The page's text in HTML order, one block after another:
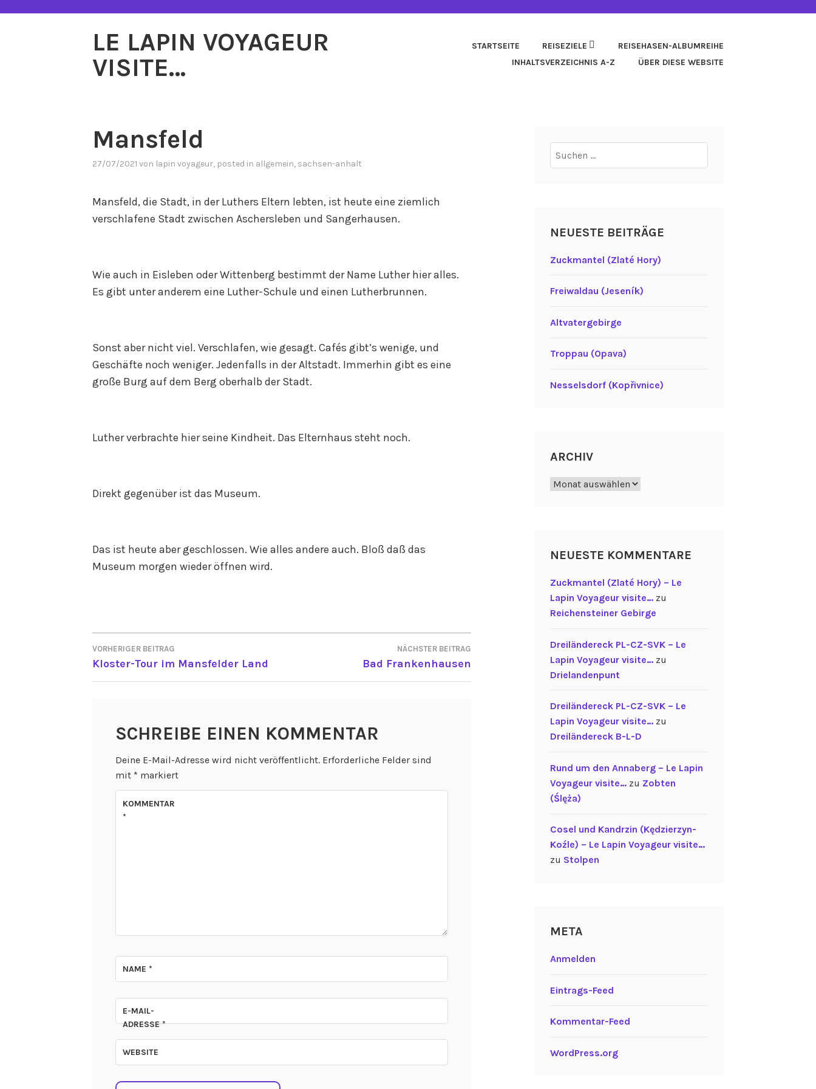
LE LAPIN VOYAGEUR
VISITE…
STARTSEITE REISEZIELE
REISEHASEN-ALBUMREIHE
INHALTSVERZEICHNIS A-Z
ÜBER DIESE WEBSITE
Mansfeld
27/07/2021 von lapin voyageur, posted in allgemein, sachsen-anhalt
Mansfeld, die Stadt, in der Luthers Eltern lebten, ist heute eine ziemlich
verschlafene Stadt zwischen Aschersleben und Sangerhausen.
Wie auch in Eisleben oder Wittenberg bestimmt der Name Luther hier alles.
Es gibt unter anderem eine Luther-Schule und einen Lutherbrunnen.
Sonst aber nicht viel. Verschlafen, wie gesagt. Cafés gibt’s wenige, und
Geschäfte noch weniger. Jedenfalls in der Altstadt. Immerhin gibt es eine
große Burg auf dem Berg oberhalb der Stadt.
Luther verbrachte hier seine Kindheit. Das Elternhaus steht noch.
Direkt gegenüber ist das Museum.
Das ist heute aber geschlossen. Wie alles andere auch. Bloß daß das
Museum morgen wieder öffnen wird.
BEITRAGSNAVIGATION
VORHERIGER BEITRAG
Kloster-Tour im Mansfelder Land
NÄCHSTER BEITRAG
Bad Frankenhausen
SCHREIBE EINEN KOMMENTAR
Deine E-Mail-Adresse wird nicht veröffentlicht. Erforderliche Felder sind
mit * markiert
KOMMENTAR
*
NAME *
E-MAIL-
ADRESSE*
WEBSITE
Suchen
nach:
NEUESTE BEITRÄGE
Zuckmantel (Zlaté Hory)
Freiwaldau (Jeseník)
Altvatergebirge
Troppau (Opava)
Nesselsdorf (Kopřivnice)
ARCHIV
Archiv
NEUESTE KOMMENTARE
Zuckmantel (Zlaté Hory) – Le
Lapin Voyageur visite…zu
Reichensteiner Gebirge
Dreiländereck PL-CZ-SVK – Le
Lapin Voyageur visite…zu
Drielandenpunt
Dreiländereck PL-CZ-SVK – Le
Lapin Voyageur visite…zu
Dreiländereck B-L-D
Rund um den Annaberg – Le Lapin
Voyageur visite…zu Zobten
(Ślęża)
Cosel und Kandrzin (Kędzierzyn-
Koźle) – Le Lapin Voyageur visite…
zu Stolpen
META
Anmelden
Eintrags-Feed
Kommentar-Feed
WordPress.org